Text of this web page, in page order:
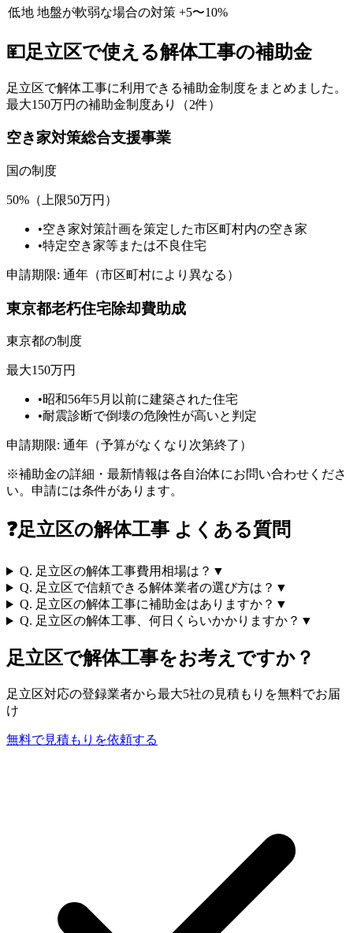
低地 地盤が軟弱な場合の対策 +5〜10%
💴足立区で使える解体工事の補助金
足立区で解体工事に利用できる補助金制度をまとめました。
最大150万円の補助金制度あり（2件）
空き家対策総合支援事業
国の制度
50%（上限50万円）
•空き家対策計画を策定した市区町村内の空き家
•特定空き家等または不良住宅
申請期限: 通年（市区町村により異なる）
東京都老朽住宅除却費助成
東京都の制度
最大150万円
•昭和56年5月以前に建築された住宅
•耐震診断で倒壊の危険性が高いと判定
申請期限: 通年（予算がなくなり次第終了）
※補助金の詳細・最新情報は各自治体にお問い合わせくださ
い。申請には条件があります。
❓足立区の解体工事 よくある質問
Q. 足立区の解体工事費用相場は？ ▼
Q. 足立区で信頼できる解体業者の選び方は？ ▼
Q. 足立区の解体工事に補助金はありますか？ ▼
Q. 足立区の解体工事、何日くらいかかりますか？ ▼
足立区で解体工事をお考えですか？
足立区対応の登録業者から最大5社の見積もりを無料でお届
け
無料で見積もりを依頼する